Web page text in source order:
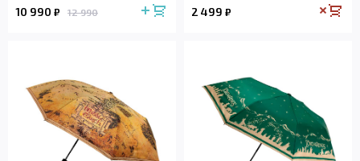
10 990 ₽ 12 990 2 499 ₽